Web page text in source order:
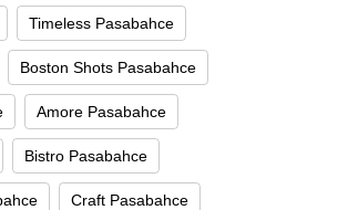
Timeless Pasabahce
Boston Shots Pasabahce
Amore Pasabahce
Bistro Pasabahce
Craft Pasabahce